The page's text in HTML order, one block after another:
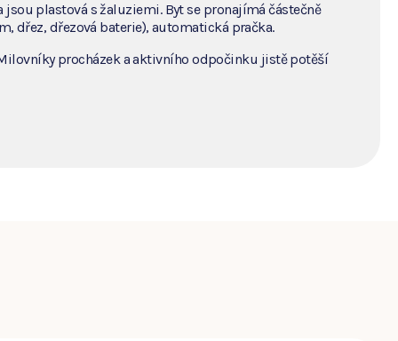
plastová s žaluziemi. Byt se pronajímá částečně
dřez, dřezová baterie), automatická pračka.
procházek a aktivního odpočinku jistě potěší